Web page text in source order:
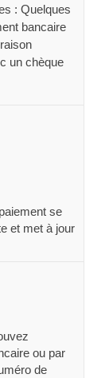
: Quelques
bancaire
un chèque
se
et met à jour
ou par
de